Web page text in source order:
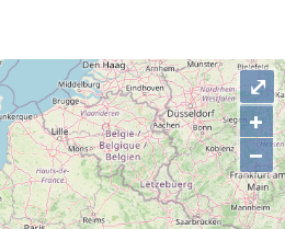
+
–
⤢